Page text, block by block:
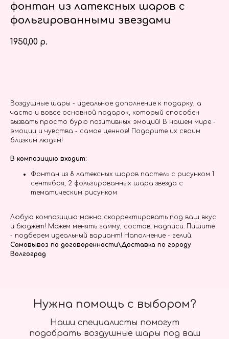
фонтан из латексных шаров с
фольгированными звездами
1950,00 р.
Воздушные шары - идеальное дополнение к подарку, а
часто и вовсе основной подарок, который способен
вызвать просто бурю позитивных эмоций! В нашем мире -
эмоции и чувства - самое ценное! Подарите их своим
близким людям!
В композицию входит:
Фонтан из 8 латексных шаров пастель с рисунком 1
сентября, 2 фольгированных шара звезда с
тематическим рисунком
Любую композицию можно скорректировать под ваш вкус
и бюджет! Можем менять гамму, состав, надписи. Пишите
- подберем идеальный вариант! Наполнение - гелий.
Самовывоз по договоренности\Доставка по городу
Волгоград
Наши специалисты помогут
подобрать воздушные шары под ваш
Нужна помощь с выбором?